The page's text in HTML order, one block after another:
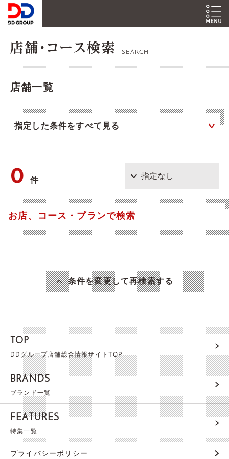
SEARCH
店舗一覧
指定した条件をすべて見る
0件
お店、コース・プランで検索
条件を変更して再検索する
TOP
DDグループ店舗総合情報サイトTOP
BRANDS
ブランド一覧
FEATURES
特集一覧
プライバシーポリシー